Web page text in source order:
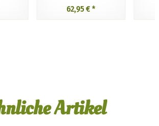
62,95 € *
Artikel